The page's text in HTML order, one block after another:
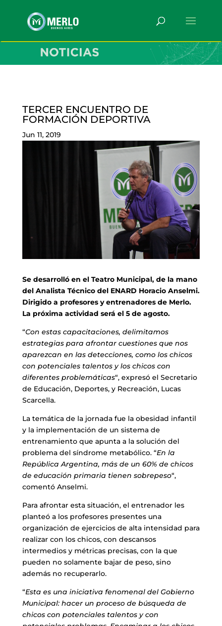
TERCER ENCUENTRO DE
FORMACIÓN DEPORTIVA
Jun 11, 2019
Se desarrolló en el Teatro Municipal, de la mano
del Analista Técnico del ENARD Horacio Anselmi.
Dirigido a profesores y entrenadores de Merlo.
La próxima actividad será el 5 de agosto.
“Con estas capacitaciones, delimitamos
estrategias para afrontar cuestiones que nos
aparezcan en las detecciones, como los chicos
con potenciales talentos y los chicos con
diferentes problemáticas“, expresó el Secretario
de Educación, Deportes, y Recreación, Lucas
Scarcella.
La temática de la jornada fue la obesidad infantil
y la implementación de un sistema de
entrenamiento que apunta a la solución del
problema del síndrome metabólico. “En la
República Argentina, más de un 60% de chicos
de educación primaria tienen sobrepeso“,
comentó Anselmi.
Para afrontar esta situación, el entrenador les
planteó a los profesores presentes una
organización de ejercicios de alta intensidad para
realizar con los chicos, con descansos
intermedios y métricas precisas, con la que
pueden no solamente bajar de peso, sino
además no recuperarlo.
“Esta es una iniciativa fenomenal del Gobierno
Municipal: hacer un proceso de búsqueda de
chicos con potenciales talentos y con